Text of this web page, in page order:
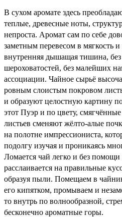
В сухом аромате здесь
теплые, древесные ноты,
непроста. Аромат сам по себе
заметным перевесом в мягкость
внутренняя дышащая тишина,
шероховатостей, без малейших
ассоциации. Чайное сырьё
ровным слоистым покровом
и образуют целостную картину
этот Пуэр и по цвету,
листьев сменяют жёлто-алые
на полотне импрессиониста,
подолгу изучая и проникаясь
Ломается чай легко и без
расслаивается на правильные
образуя пыли. Помещаем в
его кипятком, промываем и
то внутрь по волнообразной,
бесконечно ароматные горы.